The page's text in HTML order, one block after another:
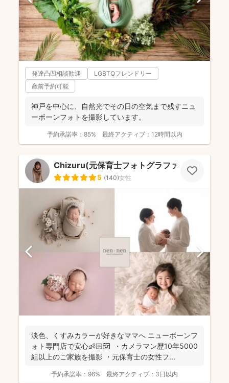
発達凸凹相談歓迎
LGBTQフレンドリー
産前予約可能
神戸を中心に、自然光でその日の空気まで残すニュ
ーボーンフォトを撮影しています。
予約承諾率： 85% 最終アクティブ： 12時間以内
Chizuru(元保育士フォトグラファー)
5 (140)女性
淡色、くすみカラーが好きなママへ ニューボーンフ
ォト専門店で安心👶🏻📷 ・カメラマン歴10年5000
組以上のご家族を撮影 ・元保育士の女性フ...
予約承諾率： 96% 最終アクティブ： 3日以内